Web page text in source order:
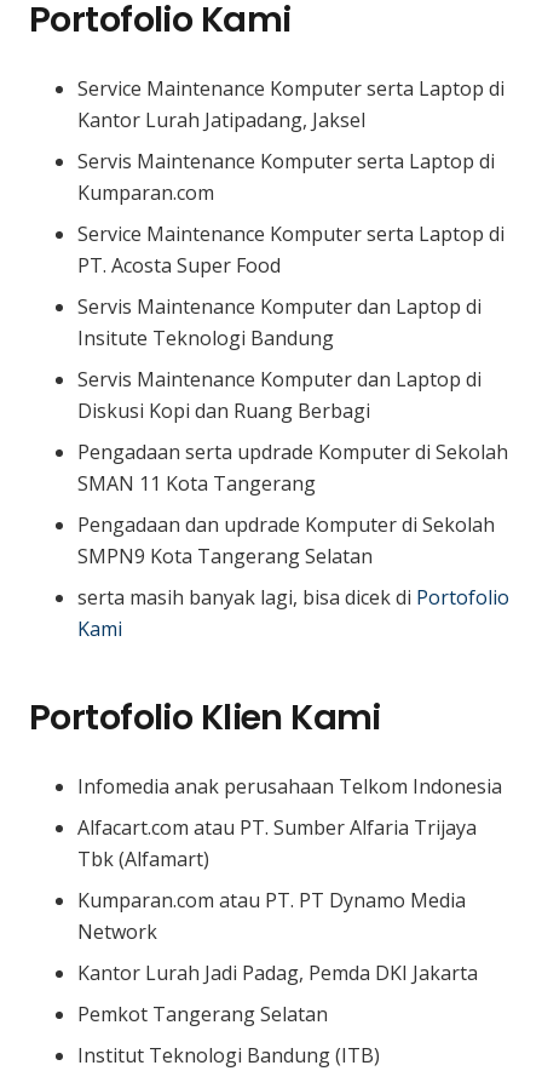
Portofolio Kami
Service Maintenance Komputer serta Laptop di
Kantor Lurah Jatipadang, Jaksel
Servis Maintenance Komputer serta Laptop di
Kumparan.com
Service Maintenance Komputer serta Laptop di
PT. Acosta Super Food
Servis Maintenance Komputer dan Laptop di
Insitute Teknologi Bandung
Servis Maintenance Komputer dan Laptop di
Diskusi Kopi dan Ruang Berbagi
Pengadaan serta updrade Komputer di Sekolah
SMAN 11 Kota Tangerang
Pengadaan dan updrade Komputer di Sekolah
SMPN9 Kota Tangerang Selatan
serta masih banyak lagi, bisa dicek di Portofolio
Kami
Portofolio Klien Kami
Infomedia anak perusahaan Telkom Indonesia
Alfacart.com atau PT. Sumber Alfaria Trijaya
Tbk (Alfamart)
Kumparan.com atau PT. PT Dynamo Media
Network
Kantor Lurah Jadi Padag, Pemda DKI Jakarta
Pemkot Tangerang Selatan
Institut Teknologi Bandung (ITB)